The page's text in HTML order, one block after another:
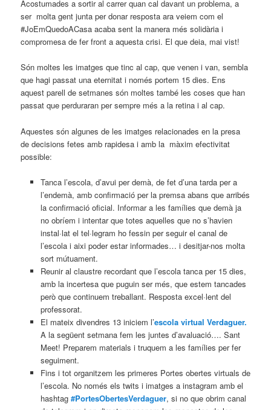
Acostumades a sortir al carrer quan cal davant un problema, a
ser molta gent junta per donar resposta ara veiem com el
#JoEmQuedoACasa acaba sent la manera més solidària i
compromesa de fer front a aquesta crisi. El que deia, mai vist!
Són moltes les imatges que tinc al cap, que venen i van, sembla
que hagi passat una eternitat i només portem 15 dies. Ens
aquest parell de setmanes són moltes també les coses que han
passat que perduraran per sempre més a la retina i al cap.
Aquestes són algunes de les imatges relacionades en la presa
de decisions fetes amb rapidesa i amb la màxim efectivitat
possible:
Tanca l’escola, d’avui per demà, de fet d’una tarda per a
l’endemà, amb confirmació per la premsa abans que arribés
la confirmació oficial. Informar a les famílies que demà ja
no obríem i intentar que totes aquelles que no s’havien
instal·lat el tel·legram ho fessin per seguir el canal de
l’escola i aixi poder estar informades… i desitjar-nos molta
sort mútuament.
Reunir al claustre recordant que l’escola tanca per 15 dies,
amb la incertesa que puguin ser més, que estem tancades
però que continuem treballant. Resposta excel·lent del
professorat.
El mateix divendres 13 iniciem l’escola virtual Verdaguer.
A la següent setmana fem les juntes d’avaluació…. Sant
Meet! Preparem materials i truquem a les famílies per fer
seguiment.
Fins i tot organitzem les primeres Portes obertes virtuals de
l’escola. No només els twits i imatges a instagram amb el
hashtag #PortesObertesVerdaguer, si no que obrim canal